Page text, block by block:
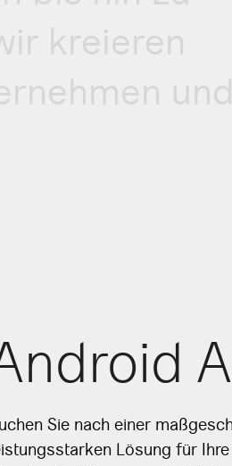
kreieren
und
Sie nach einer
Lösung für